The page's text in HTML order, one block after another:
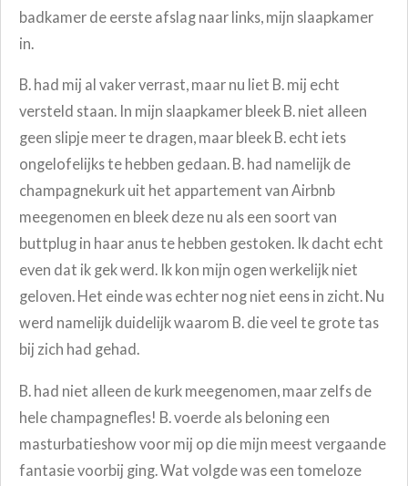
badkamer de eerste afslag naar links, mijn slaapkamer
in.
B. had mij al vaker verrast, maar nu liet B. mij echt
versteld staan. In mijn slaapkamer bleek B. niet alleen
geen slipje meer te dragen, maar bleek B. echt iets
ongelofelijks te hebben gedaan. B. had namelijk de
champagnekurk uit het appartement van Airbnb
meegenomen en bleek deze nu als een soort van
buttplug in haar anus te hebben gestoken. Ik dacht echt
even dat ik gek werd. Ik kon mijn ogen werkelijk niet
geloven. Het einde was echter nog niet eens in zicht. Nu
werd namelijk duidelijk waarom B. die veel te grote tas
bij zich had gehad.
B. had niet alleen de kurk meegenomen, maar zelfs de
hele champagnefles! B. voerde als beloning een
masturbatieshow voor mij op die mijn meest vergaande
fantasie voorbij ging. Wat volgde was een tomeloze